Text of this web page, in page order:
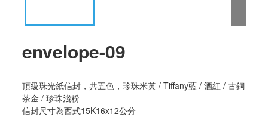
envelope-09
頂級珠光紙信封，共五色，珍珠米黃 / Tiffany藍 / 酒紅 / 古銅
茶金 / 珍珠淺粉
信封尺寸為西式15K16x12公分